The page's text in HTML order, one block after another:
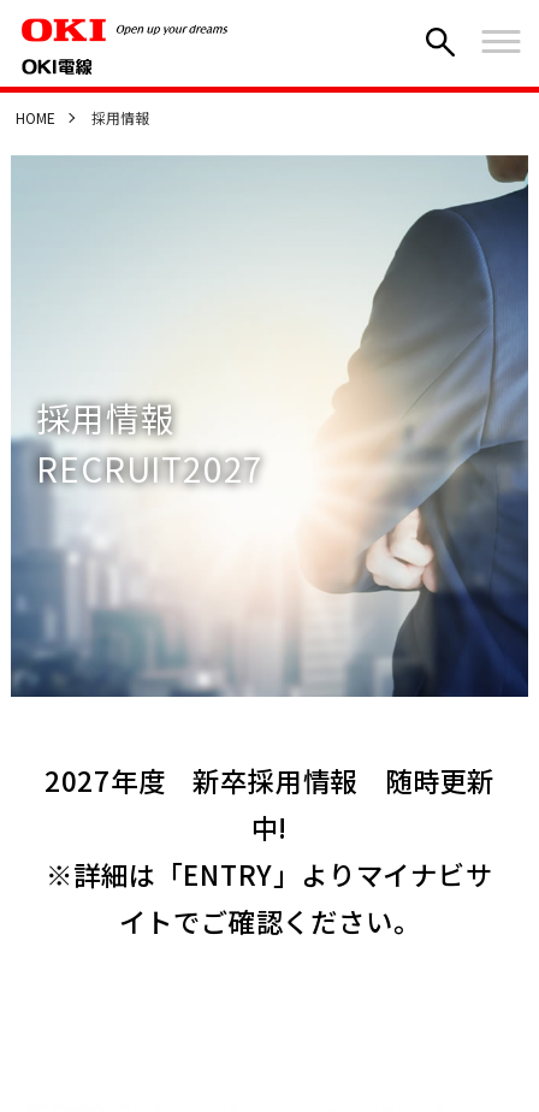
HOME 採用情報
採用情報
RECRUIT2027
2027年度 新卒採用情報 随時更新
中!
※詳細は「ENTRY」よりマイナビサ
イトでご確認ください。